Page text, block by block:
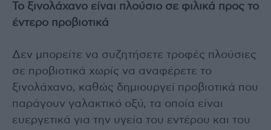
Το ξινολάχανο είναι πλούσιο σε φιλικά προς το
έντερο προβιοτικά
Δεν μπορείτε να συζητήσετε τροφές πλούσιες
σε προβιοτικά χωρίς να αναφέρετε το
ξινολάχανο, καθώς δημιουργεί προβιοτικά που
παράγουν γαλακτικό οξύ, τα οποία είναι
ευεργετικά για την υγεία του εντέρου και του